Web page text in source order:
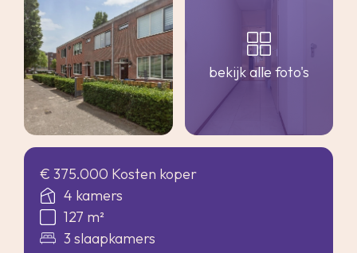
bekijk alle foto's
€ 375.000 Kosten koper
4 kamers
127 m²
3 slaapkamers